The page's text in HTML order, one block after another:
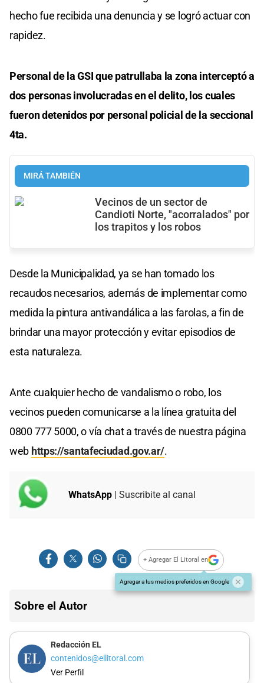
hecho fue recibida una denuncia y se logró actuar con
rapidez.
Personal de la GSI que patrullaba la zona interceptó a
dos personas involucradas en el delito, los cuales
fueron detenidos por personal policial de la seccional
4ta.
MIRÁ TAMBIÉN
Vecinos de un sector de
Candioti Norte, "acorralados" por
los trapitos y los robos
Desde la Municipalidad, ya se han tomado los
recaudos necesarios, además de implementar como
medida la pintura antivandálica a las farolas, a fin de
brindar una mayor protección y evitar episodios de
esta naturaleza.
Ante cualquier hecho de vandalismo o robo, los
vecinos pueden comunicarse a la línea gratuita del
0800 777 5000, o vía chat a través de nuestra página
web https://santafeciudad.gov.ar/.
WhatsApp | Suscribite al canal
+ Agregar El Litoral en
Agregar a tus medios preferidos en Google
Sobre el Autor
Redacción EL
contenidos@ellitoral.com
Ver Perfil